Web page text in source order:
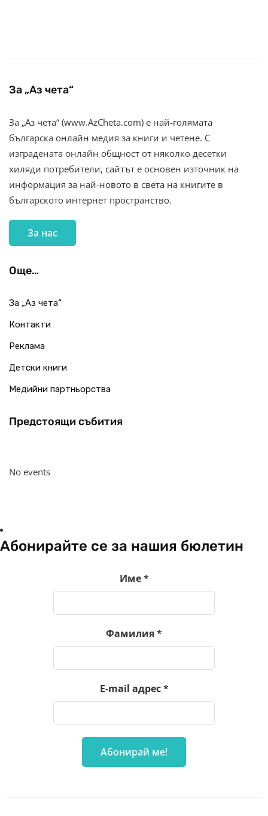
За „Аз чета“
За „Аз чета“ (www.AzCheta.com) е най-голямата
българска онлайн медия за книги и четене. С
изградената онлайн общност от няколко десетки
хиляди потребители, сайтът е основен източник на
информация за най-новото в света на книгите в
българското интернет пространство.
За нас
Още…
За „Аз чета“
Контакти
Реклама
Детски книги
Медийни партньорства
Предстоящи събития
No events
Абонирайте се за нашия бюлетин
Име*
Фамилия*
E-mail адрес*